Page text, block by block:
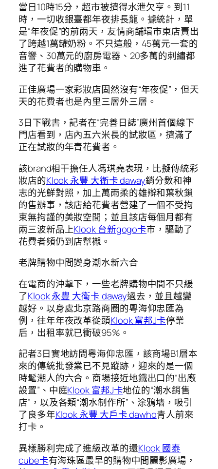
當日10時15分，超市被擠得水泄欠亨。到11
時，一切收銀臺都年夜排長龍。據統計，單
是“年夜促”的前兩天，友情商舖環市東店賣出
了跨越1萬罐奶粉。不只這般，45萬元一套的
音響、30萬元的廚房電器、20多萬的刺繡都
進了花費者的購物車。
正佳廣場一家彩妝店固然沒有“年夜促”，但天
天的花費者也是內里三層外三層。
3日下戰書，記者在“完善日誌”廣州首個線下
門店看到，店內五六米長的試妝區，擠滿了
正在試妝的年青花費者。
該brand相干擔任人馮琪堯表現，比擬傳統彩
妝店的Klook 永豐 大衛卡 daway銷分數和神
志的光鮮對照，加上萬雨柔的雄辯和葉秋鎖
的售辦事，該店給花費者營建了一個不受拘
束無拘謹的美妝空間；並且該店每個月都有
兩三波新品上Klook 台新gogo卡市，驅動了
花費者頻仍到店幫襯。
老牌購物中間變身潮水新六合
在電商的沖擊下，一些老牌購物中間不只緩
了Klook 永豐 大衛卡 daway過去，並且越變
越好。以身處北京路商圈的粵海仰忠匯為
例，往年年夜改革從頭Klook 富邦J卡停業
后，出租率就已衝破95%。
記者3日實地訪問粵海仰忠匯，該商場B1層本
來的傳統批發業已不見蹤跡，迎來的是一個
時髦潮人的六合。商場接近地鐵出口的“出廠
設置”、中庭Klook 富邦J卡地位的“潮水銷售
店”，以及各類“潮水制作所”、涂鴉墻，吸引
了良多年Klook 永豐 大戶卡 dawho青人前來
打卡。
異樣勝利完成了進級改革的還Klook 國泰
cube卡有海珠區最早的購物中間麗影廣場，